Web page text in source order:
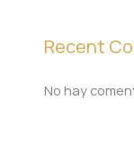
Recent
No hay